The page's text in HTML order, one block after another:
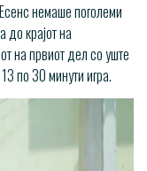
немаше поголеми
до крајот на
на првиот дел со уште
по 30 минути игра.